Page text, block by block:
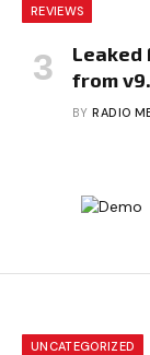
REVIEWS
Leaked
from
BY RADIO
UNCATEGORIZED